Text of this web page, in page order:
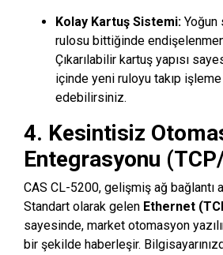
Kolay Kartuş Sistemi:
rulosu bittiğinde
Çıkarılabilir kartuş yapısı
içinde yeni ruloyu takıp
edebilirsiniz.
4. Kesintisiz
Entegrasyonu
CAS CL-5200, gelişmiş ağ bağlantı
Standart olarak gelen Ethernet
sayesinde, market otomasyon
bir şekilde haberleşir.